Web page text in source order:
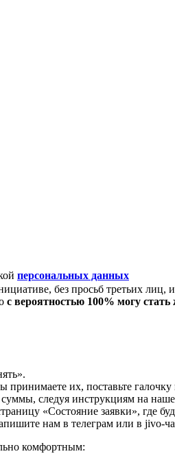
персональных данных
без просьб третьих
с вероятностью 100% могу
принимаете их, поставьте
следуя инструкциям на
«Состояние заявки», где
нам в телеграм или в jivo-
комфортным: